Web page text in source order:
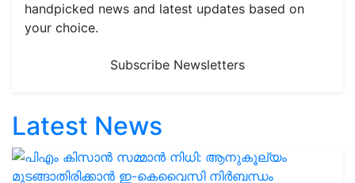
handpicked news and latest updates based on
your choice.
Subscribe Newsletters
Latest News